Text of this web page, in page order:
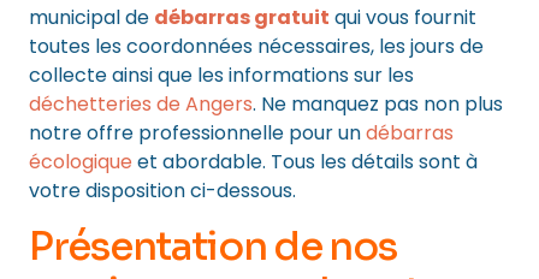
municipal de débarras gratuit qui vous fournit
toutes les coordonnées nécessaires, les jours de
collecte ainsi que les informations sur les
déchetteries de Angers. Ne manquez pas non plus
notre offre professionnelle pour undébarras
écologique et abordable. Tous les détails sont à
votre disposition ci-dessous.
Présentation de nos